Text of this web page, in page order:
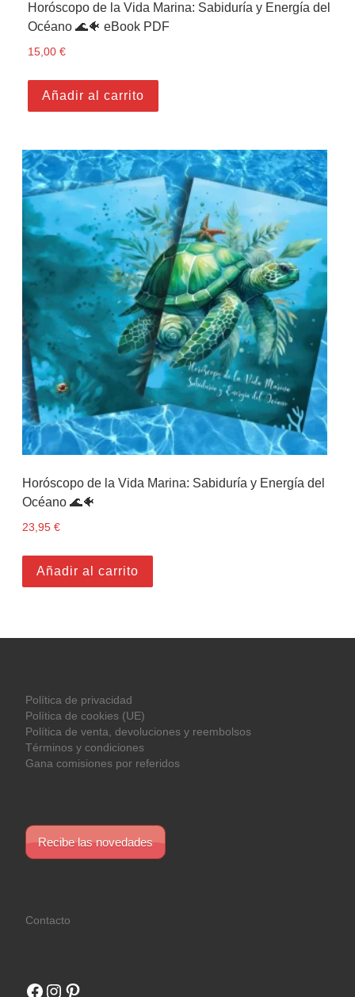
Horóscopo de la Vida Marina: Sabiduría y Energía del
Océano 🌊🐠 eBook PDF
15,00€
Añadir al carrito
Horóscopo de la Vida Marina: Sabiduría y Energía del
Océano 🌊🐠
23,95 €
Añadir al carrito
Política de privacidad
Política de cookies (UE)
Política de venta, devoluciones y reembolsos
Términos y condiciones
Gana comisiones por referidos
Recibe las novedades
Contacto
Facebook
Instagram
Pinterest